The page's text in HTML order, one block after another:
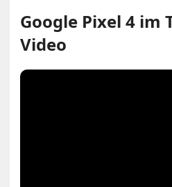
Google Pixel 4 im
Video